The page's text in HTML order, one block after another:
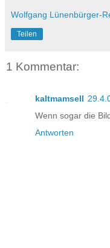
Wolfgang Lünenbürger-
Teilen
1 Kommentar:
kaltmamsell
Wenn sogar die
Antworten